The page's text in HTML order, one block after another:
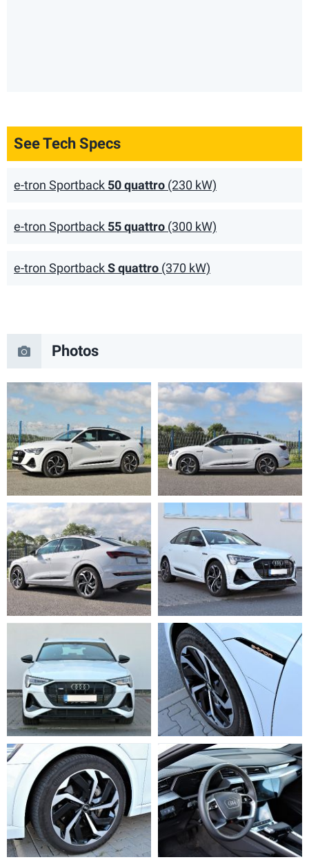
See Tech Specs
e-tron Sportback 50 quattro (230 kW)
e-tron Sportback 55 quattro (300 kW)
e-tron SportbackS quattro (370 kW)
Photos